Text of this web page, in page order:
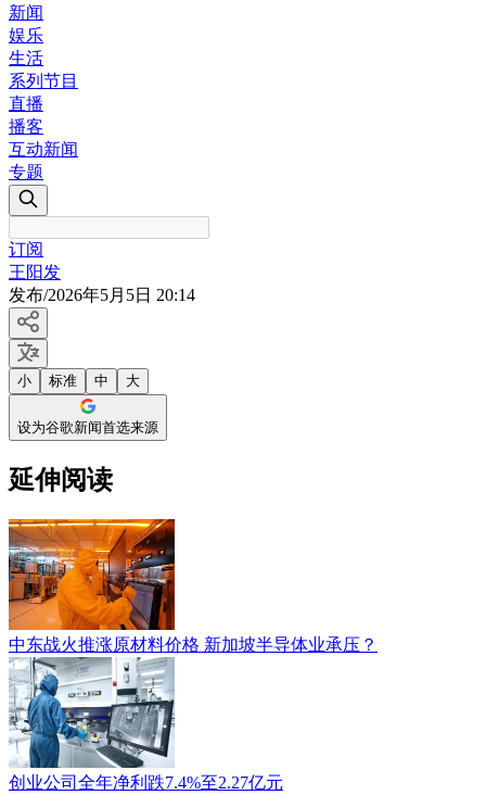
新闻
娱乐
生活
系列节目
直播
播客
互动新闻
专题
订阅
王阳发
发布/2026年5月5日 20:14
小 标准 中 大
设为谷歌新闻首选来源
延伸阅读
中东战火推涨原材料价格 新加坡半导体业承压？
创业公司全年净利跌7.4%至2.27亿元